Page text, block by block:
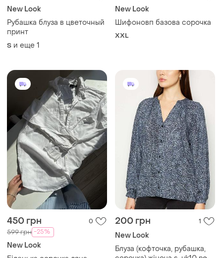
New Look
Рубашка блуза в цветочный
принт
S и еще 1
New Look
Шифоновп базова сорочка
XXL
450 грн 0
599 грн -25%
New Look
200 грн 1
New Look
Блуза (кофточка, рубашка,